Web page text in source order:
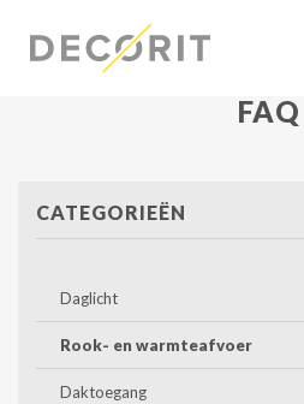
FAQ
CATEGORIEËN
Daglicht
Rook- en warmteafvoer
Daktoegang